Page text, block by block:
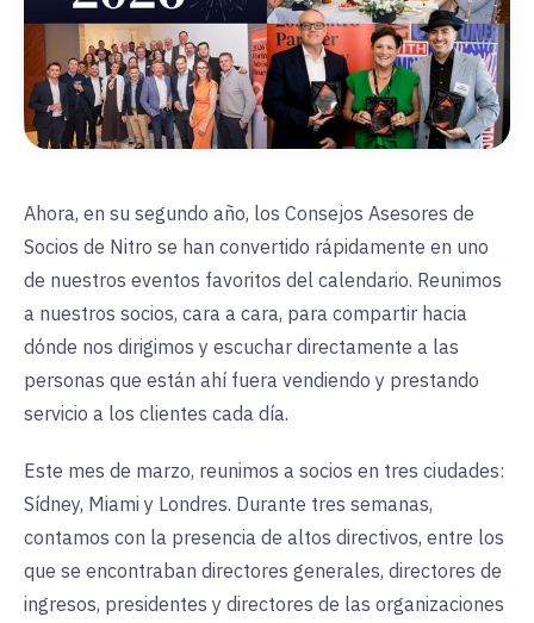
Ahora, en su segundo año, los Consejos Asesores de
Socios de Nitro se han convertido rápidamente en uno
de nuestros eventos favoritos del calendario. Reunimos
a nuestros socios, cara a cara, para compartir hacia
dónde nos dirigimos y escuchar directamente a las
personas que están ahí fuera vendiendo y prestando
servicio a los clientes cada día.
Este mes de marzo, reunimos a socios en tres ciudades:
Sídney, Miami y Londres. Durante tres semanas,
contamos con la presencia de altos directivos, entre los
que se encontraban directores generales, directores de
ingresos, presidentes y directores de las organizaciones